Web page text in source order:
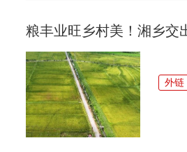
粮丰业旺乡村美！湘乡交
外链